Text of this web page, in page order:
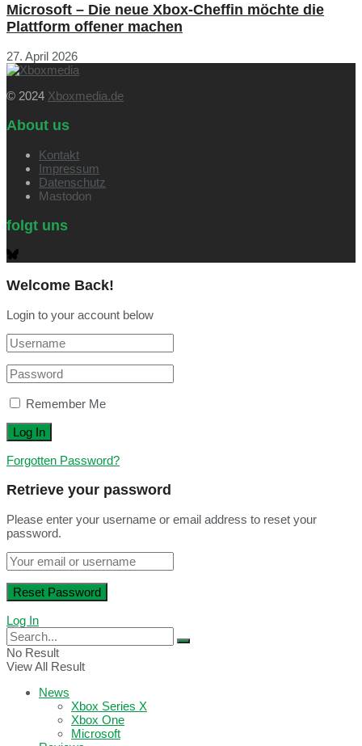
Microsoft – Die neue Xbox-Cheffin möchte die
Plattform offener machen
27. April 2026
© 2024 Xboxmedia.de
About us
Kontakt
Impressum
Datenschutz
Mastodon
folgt uns
Welcome Back!
Login to your account below
Remember Me
Forgotten Password?
Retrieve your password
Please enter your username or email address to reset your
password.
Log In
No Result
View All Result
News
Xbox Series X
Xbox One
Microsoft